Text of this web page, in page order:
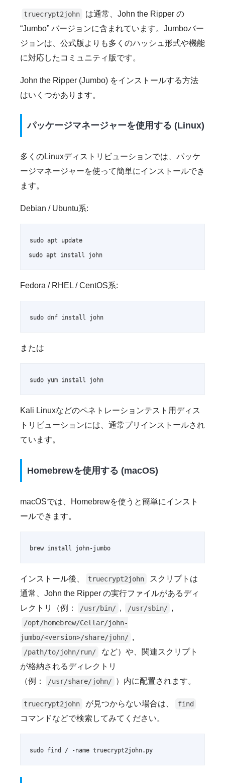
truecrypt2john
は通常、John the Ripper の
“Jumbo” バージョンに含まれています。Jumboバー
ジョンは、公式版よりも多くのハッシュ形式や機能
に対応したコミュニティ版です。
John the Ripper (Jumbo) をインストールする方法
はいくつかあります。
パッケージマネージャーを使用する (Linux)
多くのLinuxディストリビューションでは、パッケ
ージマネージャーを使って簡単にインストールでき
ます。
Debian / Ubuntu系:
sudo apt update
sudo apt install john
Fedora / RHEL / CentOS系:
sudo dnf install john
または
sudo yum install john
Kali Linuxなどのペネトレーションテスト用ディス
トリビューションには、通常プリインストールされ
ています。
Homebrewを使用する (macOS)
macOSでは、Homebrewを使うと簡単にインスト
ールできます。
brew install john-jumbo
インストール後、 truecrypt2john
スクリプトは
通常、John the Ripper の実行ファイルがあるディ
レクトリ（例：
/usr/bin/ , /usr/sbin/ ,
/opt/homebrew/Cellar/john-
jumbo/<version>/share/john/ ,
/path/to/john/run/
など）や、関連スクリプト
が格納されるディレクトリ
（例：
/usr/share/john/ ）内に配置されます。
truecrypt2john が見つからない場合は、 find
コマンドなどで検索してみてください。
sudo find / -name truecrypt2john.py